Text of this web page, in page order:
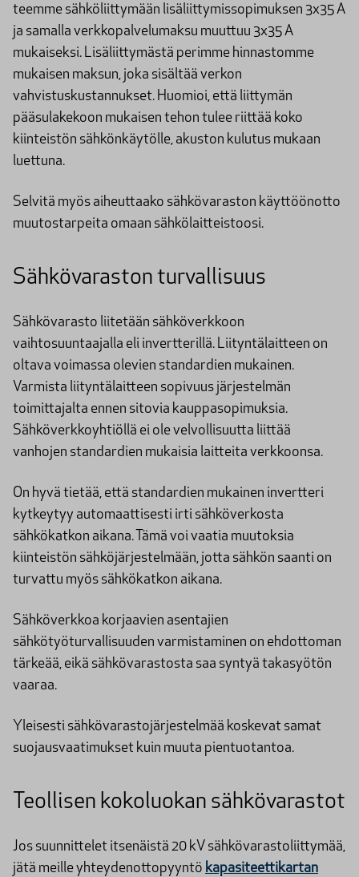
teemme sähköliittymään lisäliittymissopimuksen 3x35 A
ja samalla verkkopalvelumaksu muuttuu 3x35 A
mukaiseksi. Lisäliittymästä perimme hinnastomme
mukaisen maksun, joka sisältää verkon
vahvistuskustannukset. Huomioi, että liittymän
pääsulakekoon mukaisen tehon tulee riittää koko
kiinteistön sähkönkäytölle, akuston kulutus mukaan
luettuna.
Selvitä myös aiheuttaako sähkövaraston käyttöönotto
muutostarpeita omaan sähkölaitteistoosi.
Sähkövaraston turvallisuus
Sähkövarasto liitetään sähköverkkoon
vaihtosuuntaajalla eli invertterillä. Liityntälaitteen on
oltava voimassa olevien standardien mukainen.
Varmista liityntälaitteen sopivuus järjestelmän
toimittajalta ennen sitovia kauppasopimuksia.
Sähköverkkoyhtiöllä ei ole velvollisuutta liittää
vanhojen standardien mukaisia laitteita verkkoonsa.
On hyvä tietää, että standardien mukainen invertteri
kytkeytyy automaattisesti irti sähköverkosta
sähkökatkon aikana. Tämä voi vaatia muutoksia
kiinteistön sähköjärjestelmään, jotta sähkön saanti on
turvattu myös sähkökatkon aikana.
Sähköverkkoa korjaavien asentajien
sähkötyöturvallisuuden varmistaminen on ehdottoman
tärkeää, eikä sähkövarastosta saa syntyä takasyötön
vaaraa.
Yleisesti sähkövarastojärjestelmää koskevat samat
suojausvaatimukset kuin muuta pientuotantoa.
Teollisen kokoluokan sähkövarastot
Jos suunnittelet itsenäistä 20 kV sähkövarastoliittymää,
jätä meille yhteydenottopyyntö kapasiteettikartan